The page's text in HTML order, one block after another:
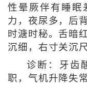
性晕厥伴有睡眠
力，夜尿多，后
时溏时秘。舌暗
沉细，右寸关沉
诊断：牙齿
职，气机升降失